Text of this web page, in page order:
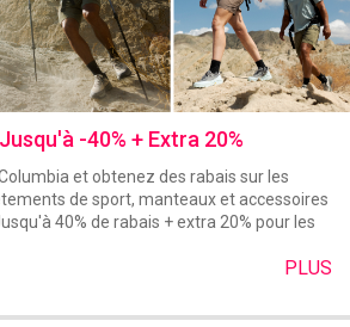
-40% + Extra 20%
et obtenez des rabais sur les
de sport, manteaux et accessoires
40% de rabais + extra 20% pour les
PLUS